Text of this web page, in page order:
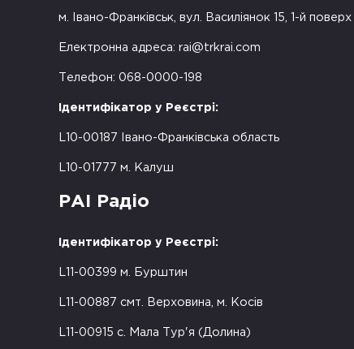
м. Івано-Франківськ, вул. Василіянок 15, 1-й поверх
Електронна адреса: rai@trkrai.com
Телефон: 068-0000-198
Ідентифікатор у Реєстрі:
L10-00187 Івано-Франківська область
L10-01777 м. Калуш
РАІ Радіо
Ідентифікатор у Реєстрі:
L11-00399 м. Бурштин
L11-00887 смт. Верховина, м. Косів
L11-00915 с. Мала Тур'я (Долина)